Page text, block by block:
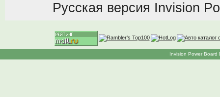
Русская версия Invision
Invision Power